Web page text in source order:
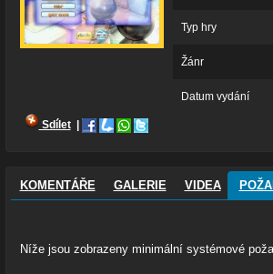
Typ hry
Žánr
Datum vydání
Sdílet
KOMENTÁŘE GALERIE VIDEA
Níže jsou zobrazeny minimální systémové